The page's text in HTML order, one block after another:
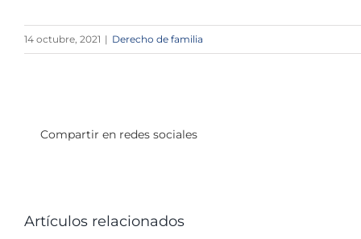
14 octubre, 2021 | Derecho de familia
Compartir en redes sociales
Artículos relacionados